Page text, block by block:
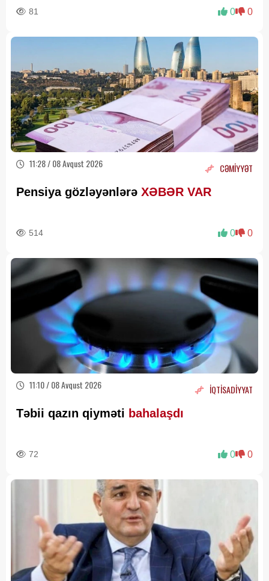
81 0 0
11:28 / 08 Avqust 2026 CƏMİYYƏT
Pensiya gözləyənlərə XƏBƏR VAR
514 0 0
11:10 / 08 Avqust 2026 İQTİSADİYYAT
Təbii qazın qiyməti bahalaşdı
72 0 0